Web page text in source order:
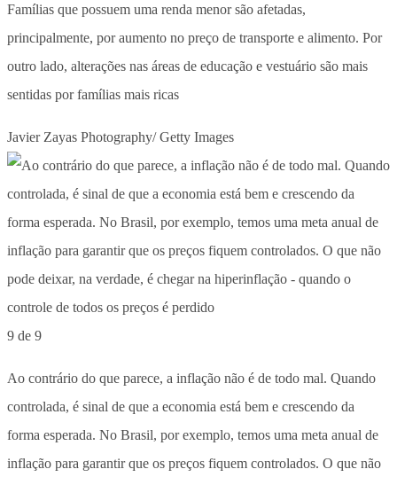
Famílias que possuem uma renda menor são afetadas,
principalmente, por aumento no preço de transporte e alimento. Por
outro lado, alterações nas áreas de educação e vestuário são mais
sentidas por famílias mais ricas
Javier Zayas Photography/ Getty Images
9 de 9
Ao contrário do que parece, a inflação não é de todo mal. Quando
controlada, é sinal de que a economia está bem e crescendo da
forma esperada. No Brasil, por exemplo, temos uma meta anual de
inflação para garantir que os preços fiquem controlados. O que não